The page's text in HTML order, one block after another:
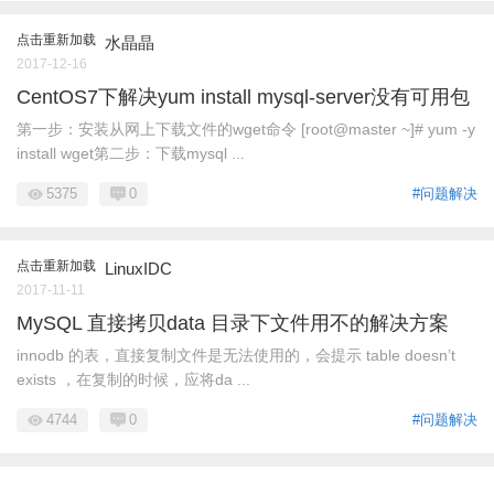
点击重新加载 水晶晶
2017-12-16
CentOS7下解决yum install mysql-server没有可用包
第一步：安装从网上下载文件的wget命令 [root@master ~]# yum -y
install wget第二步：下载mysql ...
#问题解决
5375 0
点击重新加载 LinuxIDC
2017-11-11
MySQL 直接拷贝data 目录下文件用不的解决方案
innodb 的表，直接复制文件是无法使用的，会提示 table doesn’t
exists ，在复制的时候，应将da ...
#问题解决
4744 0